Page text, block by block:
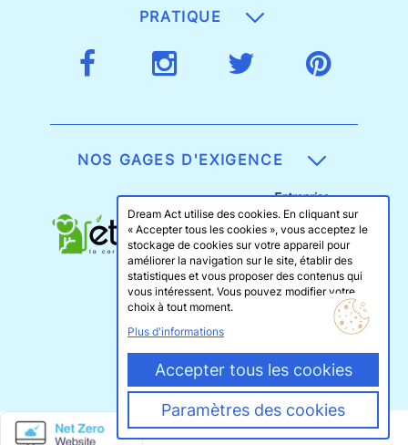
PRATIQUE
NOS GAGES D'EXIGENCE
Dream Act utilise des cookies. En cliquant sur
« Accepter tous les cookies », vous acceptez le
stockage de cookies sur votre appareil pour
améliorer la navigation sur le site, établir des
statistiques et vous proposer des contenus qui
vous intéressent. Vous pouvez modifier votre
choix à tout moment.
Plus d'informations
Accepter tous les cookies
Paramètres des cookies